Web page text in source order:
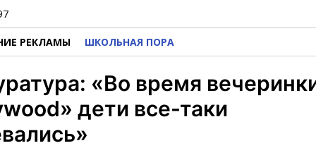
РЕКЛАМЫ ШКОЛЬНАЯ ПОРА
«Во время
дети все-таки